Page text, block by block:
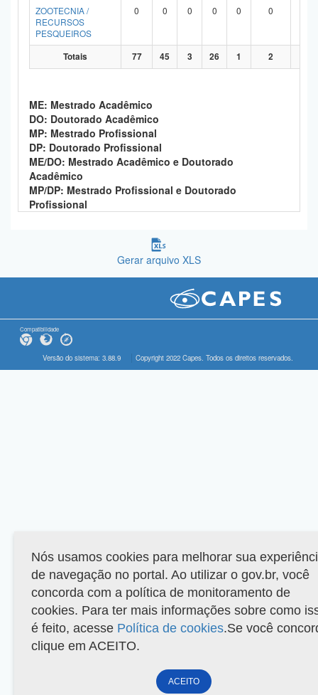
ZOOTECNIA /
RECURSOS
PESQUEIROS
0 0 0 0 0 0
Totais 77 45 3 26 1 2
ME: Mestrado Acadêmico
DO: Doutorado Acadêmico
MP: Mestrado Profissional
DP: Doutorado Profissional
ME/DO: Mestrado Acadêmico e Doutorado
Acadêmico
MP/DP: Mestrado Profissional e Doutorado
Profissional
Gerar arquivo XLS
Compatibilidade
Versão do sistema: 3.88.9 Copyright 2022 Capes. Todos os direitos reservados.
Nós usamos cookies para melhorar sua
de navegação no portal. Ao utilizar o gov.br, você
concorda com a política de monitoramento de
cookies. Para ter mais informações sobre como
é feito, acesse Política de cookies.Se você
clique em ACEITO.
ACEITO